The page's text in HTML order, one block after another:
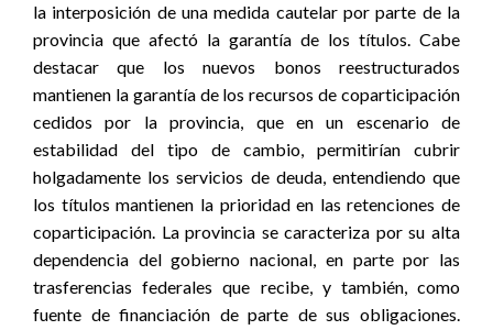
la interposición de una medida cautelar por parte de la
provincia que afectó la garantía de los títulos. Cabe
destacar que los nuevos bonos reestructurados
mantienen la garantía de los recursos de coparticipación
cedidos por la provincia, que en un escenario de
estabilidad del tipo de cambio, permitirían cubrir
holgadamente los servicios de deuda, entendiendo que
los títulos mantienen la prioridad en las retenciones de
coparticipación. La provincia se caracteriza por su alta
dependencia del gobierno nacional, en parte por las
trasferencias federales que recibe, y también, como
fuente de financiación de parte de sus obligaciones.